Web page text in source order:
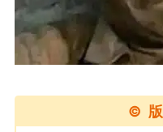
MOD下载 攻略
02-10 15:45
电脑端 其他&
禁止发布联机可
©